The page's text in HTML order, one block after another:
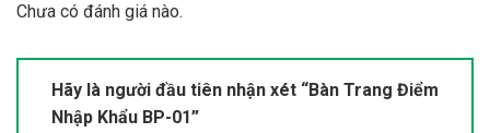
Chưa có đánh giá nào.
Hãy là người đầu tiên nhận xét “Bàn Trang Điểm
Nhập Khẩu BP-01”